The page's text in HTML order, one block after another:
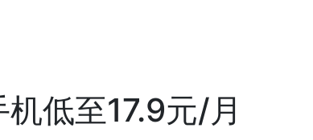
机低至17.9元/月